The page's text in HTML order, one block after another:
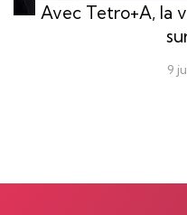
Avec Tetro+A, la
9